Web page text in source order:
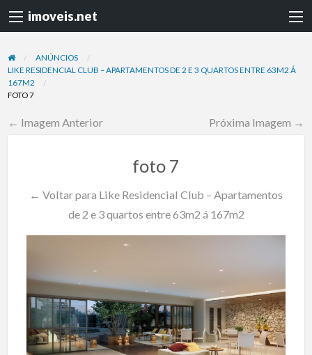
imoveis.net
ANÚNCIOS
LIKE RESIDENCIAL CLUB – APARTAMENTOS DE 2 E 3 QUARTOS ENTRE 63M2 Á
167M2
FOTO 7
← Imagem Anterior Próxima Imagem →
foto 7
← Voltar para Like Residencial Club – Apartamentos
de 2 e 3 quartos entre 63m2 á 167m2